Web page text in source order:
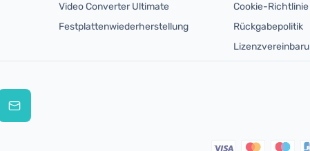
Video Converter Ultimate
Festplattenwiederherstellung
Cookie-Richtlinie
Rückgabepolitik